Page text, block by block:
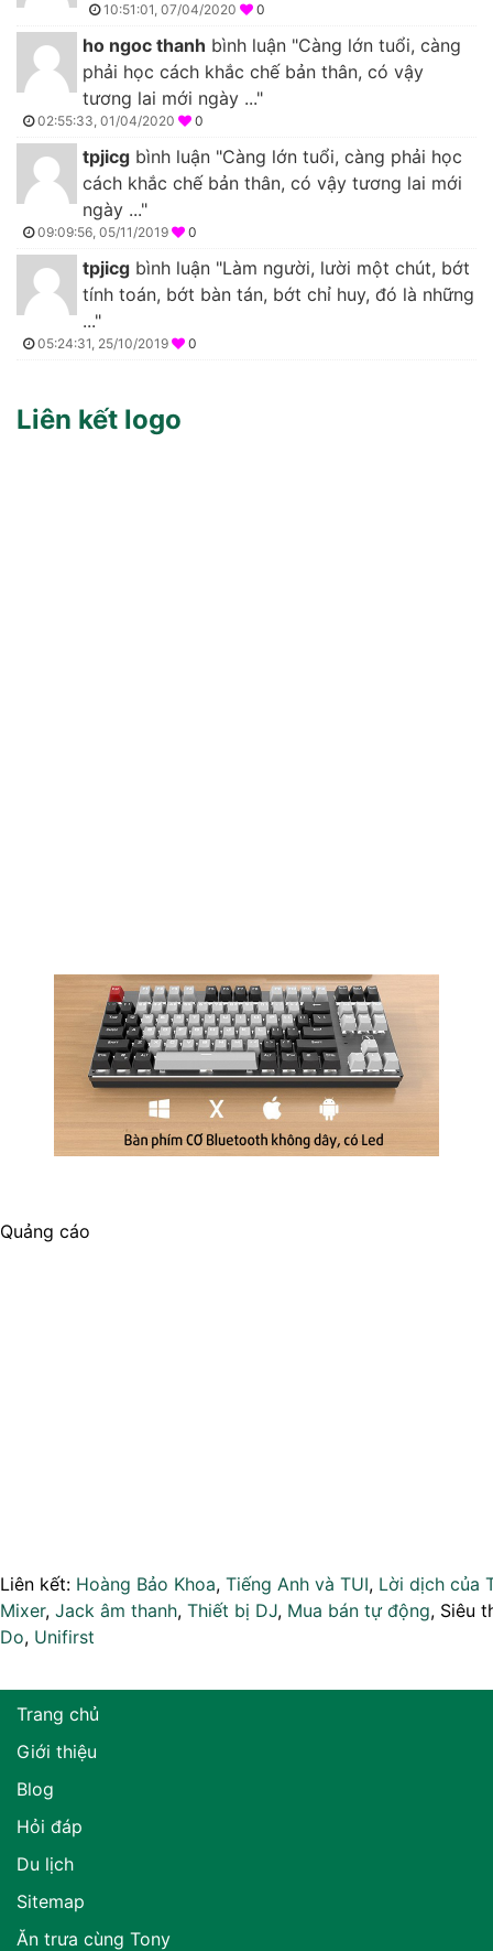
10:51:01, 07/04/2020 0
ho ngoc thanh bình luận "Càng lớn tuổi, càng
phải học cách khắc chế bản thân, có vậy
tương lai mới ngày ..."
02:55:33, 01/04/2020 0
tpjicg bình luận "Càng lớn tuổi, càng phải học
cách khắc chế bản thân, có vậy tương lai mới
ngày ..."
09:09:56, 05/11/2019 0
tpjicg bình luận "Làm người, lười một chút, bớt
tính toán, bớt bàn tán, bớt chỉ huy, đó là những
..."
05:24:31, 25/10/2019 0
Liên kết logo
Quảng cáo
Liên kết: Hoàng Bảo Khoa, Tiếng Anh và TUI, Lời dịch của
Mixer, Jack âm thanh, Thiết bị DJ, Mua bán tự động, Siêu
Do, Unifirst
Trang chủ
Giới thiệu
Blog
Hỏi đáp
Du lịch
Sitemap
Ăn trưa cùng Tony